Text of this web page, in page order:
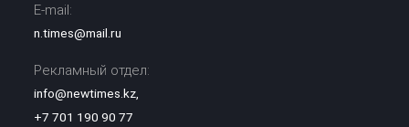
E-mail:
n.times@mail.ru
Рекламный отдел:
info@newtimes.kz,
+7 701 190 90 77